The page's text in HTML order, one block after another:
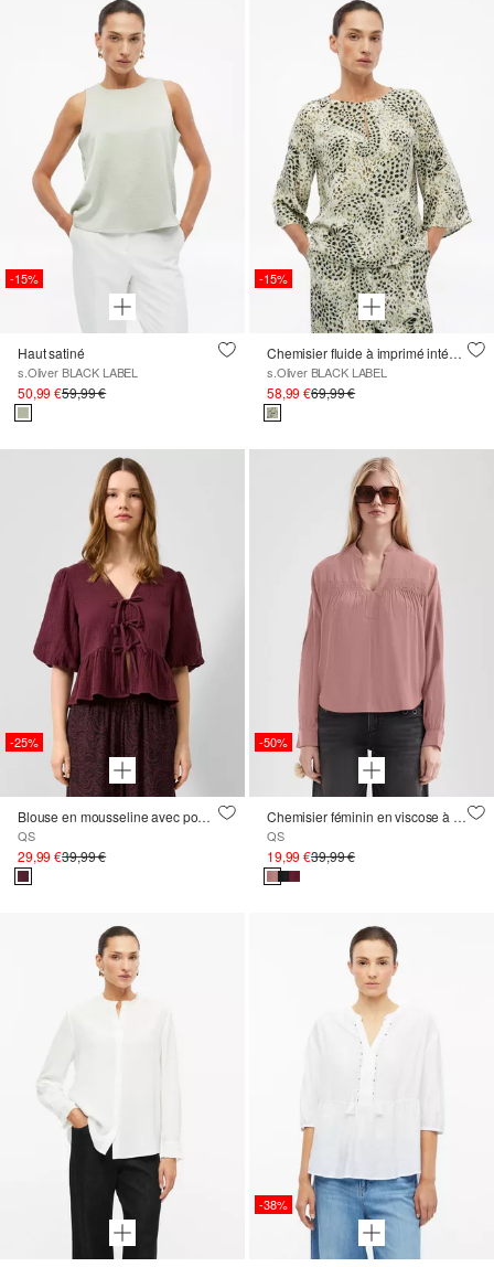
-15%
Haut satiné
s.Oliver BLACK LABEL
50,99 €59,99 €
-15%
Chemisier fluide à imprimé intégral et découpes
s.Oliver BLACK LABEL
58,99 €69,99 €
-25%
Blouse en mousseline avec pompon et manches ballon
QS
29,99 €39,99 €
-50%
Chemisier féminin en viscose à smocks
QS
19,99 €39,99 €
-38%